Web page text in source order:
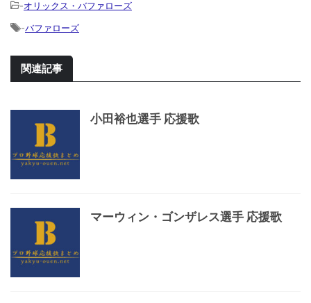
-オリックス・バファローズ
-バファローズ
関連記事
小田裕也選手 応援歌
マーウィン・ゴンザレス選手 応援歌